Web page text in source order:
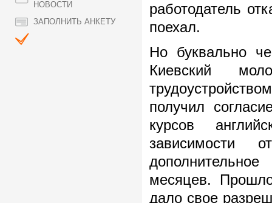
НОВОСТИ
ЗАПОЛНИТЬ АНКЕТУ
работодатель
поехал.
Но буквально
Киевский
получил
курсов
зависимости
месяцев.
дало свое